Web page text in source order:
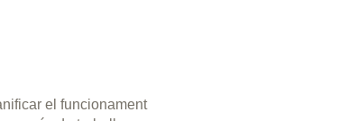
el funcionament